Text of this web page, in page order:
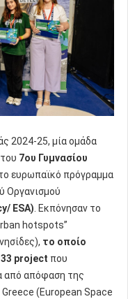
2024-25, μία ομάδα
7ου Γυμνασίου
ευρωπαϊκό πρόγραμμα
Οργανισμού
ESA) . Εκπόνησαν το
hotspots”
το οποίο
project που
από απόφαση της
Greece (European Space